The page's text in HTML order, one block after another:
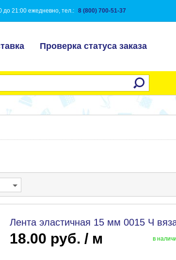
до 21:00 ежедневно, тел.: 8 (800) 700-51-37
Проверка статуса заказа
Лента эластичная 15 мм 0015 Ч
18.00 руб. / м в